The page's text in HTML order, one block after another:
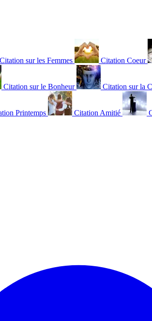
Citation sur les Femmes Citation Coeur
Citation sur le Bonheur Citation sur la
Printemps Citation Amitié